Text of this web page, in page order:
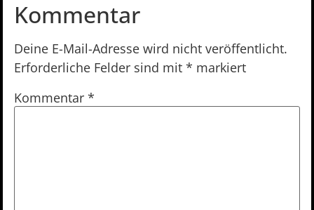
Kommentar
Deine E-Mail-Adresse wird nicht veröffentlicht.
Erforderliche Felder sind mit * markiert
Kommentar *